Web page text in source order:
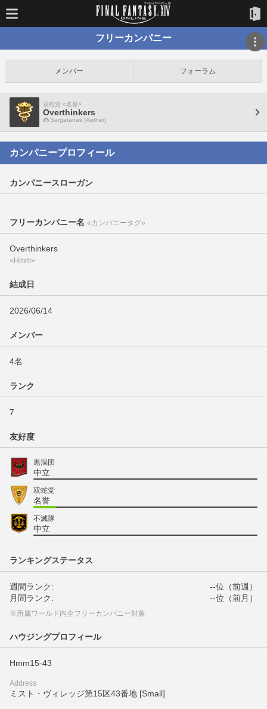
フリーカンパニー
メンバー フォーラム
双蛇党 <名誉>
Overthinkers
Sargatanas [Aether]
カンパニープロフィール
カンパニースローガン
フリーカンパニー名 «カンパニータグ»
Overthinkers
«Hmm»
結成日
2026/06/14
メンバー
4名
ランク
7
友好度
黒渦団
中立
双蛇党
名誉
不滅隊
中立
ランキングステータス
週間ランク:
--位（前週）
月間ランク:
--位（前月）
※所属ワールド内全フリーカンパニー対象
ハウジングプロフィール
Hmm15-43
Address
ミスト・ヴィレッジ第15区43番地 [Small]